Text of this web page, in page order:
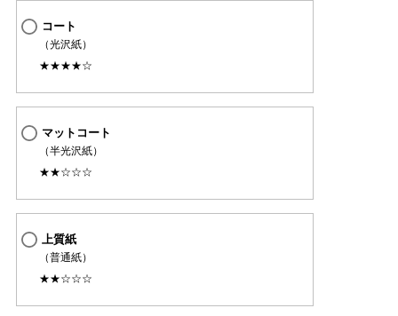
コート
（光沢紙）
★★★★☆
マットコート
（半光沢紙）
★★☆☆☆
上質紙
（普通紙）
★★☆☆☆